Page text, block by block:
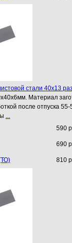
стали 40х13
Материал
после отпуска
...
590
690
810